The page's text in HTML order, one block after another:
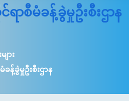
ာစီမံခန့်ခွဲမှုဦးစီးဌာန
ား
န့်ခွဲမှုဦးစီးဌာန